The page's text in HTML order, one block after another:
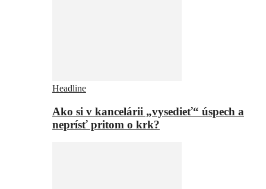
Headline
Ako si v kancelárii „vysedieť“ úspech a
neprísť pritom o krk?